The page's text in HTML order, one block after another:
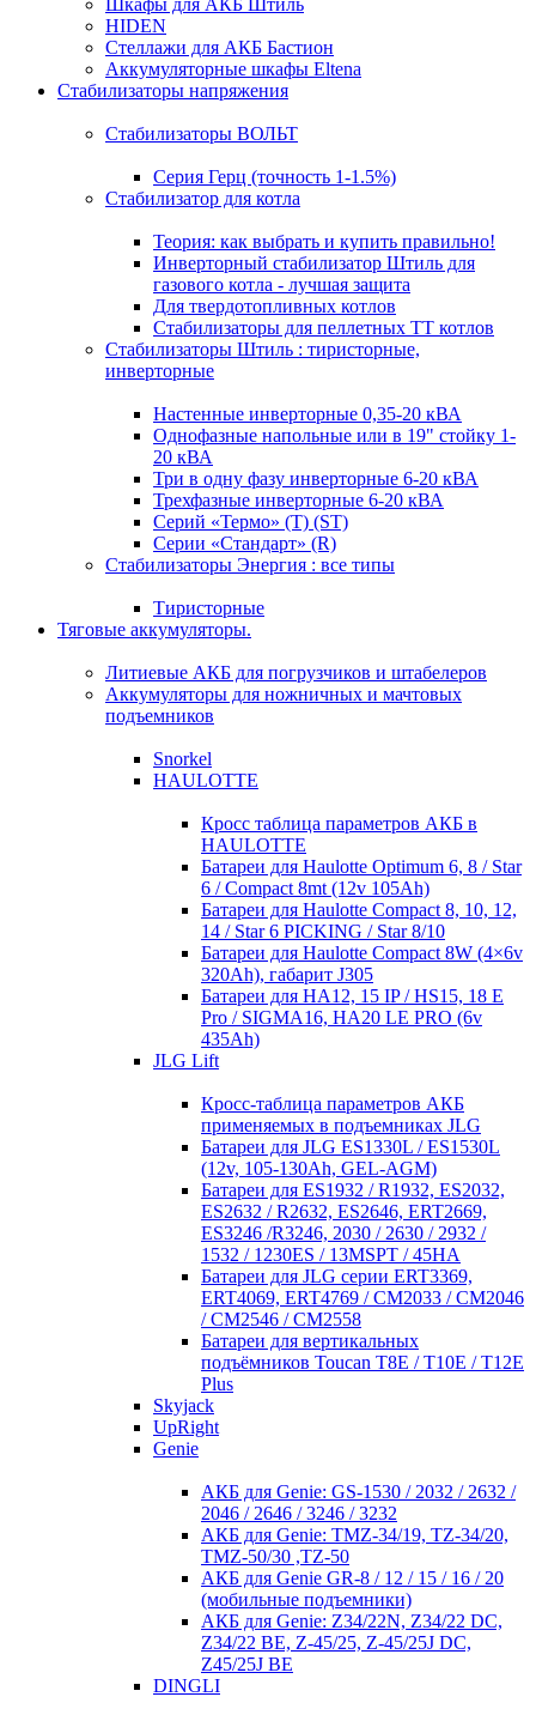
Шкафы для АКБ Штиль
HIDEN
Стеллажи для АКБ Бастион
Аккумуляторные шкафы Eltena
Стабилизаторы напряжения
Стабилизаторы ВОЛЬТ
Серия Герц (точность 1-1.5%)
Стабилизатор для котла
Теория: как выбрать и купить правильно!
Инверторный стабилизатор Штиль для
газового котла - лучшая защита
Для твердотопливных котлов
Стабилизаторы для пеллетных ТТ котлов
Стабилизаторы Штиль : тиристорные,
инверторные
Настенные инверторные 0,35-20 кВА
Однофазные напольные или в 19" стойку 1-
20 кВА
Три в одну фазу инверторные 6-20 кВА
Трехфазные инверторные 6-20 кВА
Серий «Термо» (T) (ST)
Серии «Стандарт» (R)
Стабилизаторы Энергия : все типы
Тиристорные
Тяговые аккумуляторы.
Литиевые АКБ для погрузчиков и штабелеров
Аккумуляторы для ножничных и мачтовых
подъемников
Snorkel
HAULOTTE
Кросc таблица параметров АКБ в
HAULOTTE
Батареи для Haulotte Optimum 6, 8 / Star
6 / Compact 8mt (12v 105Ah)
Батареи для Haulotte Compact 8, 10, 12,
14 / Star 6 PICKING / Star 8/10
Батареи для Haulotte Compact 8W (4×6v
320Ah), габарит J305
Батареи для HA12, 15 IP / HS15, 18 E
Pro / SIGMA16, HA20 LE PRO (6v
435Ah)
JLG Lift
Кросc-таблица параметров АКБ
применяемых в подъемниках JLG
Батареи для JLG ES1330L / ES1530L
(12v, 105-130Ah, GEL-AGM)
Батареи для ES1932 / R1932, ES2032,
ES2632 / R2632, ES2646, ERT2669,
ES3246 /R3246, 2030 / 2630 / 2932 /
1532 / 1230ES / 13MSPT / 45HA
Батареи для JLG серии ERT3369,
ERT4069, ERT4769 / CM2033 / CM2046
/ CM2546 / CM2558
Батареи для вертикальных
подъёмников Toucan T8E / T10E / T12E
Plus
Skyjack
UpRight
Genie
АКБ для Genie: GS-1530 / 2032 / 2632 /
2046 / 2646 / 3246 / 3232
АКБ для Genie: TMZ-34/19, TZ-34/20,
TMZ-50/30 ,TZ-50
АКБ для Genie GR-8 / 12 / 15 / 16 / 20
(мобильные подъемники)
АКБ для Genie: Z34/22N, Z34/22 DC,
Z34/22 BE, Z-45/25, Z-45/25J DC,
Z45/25J BE
DINGLI